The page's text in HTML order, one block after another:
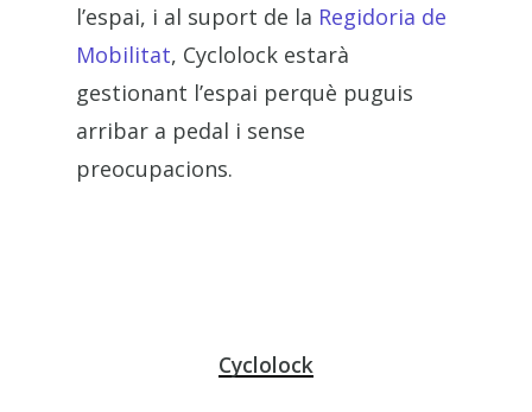
l’espai, i al suport de la Regidoria de
Mobilitat, Cyclolock estarà
gestionant l’espai perquè puguis
arribar a pedal i sense
preocupacions.
Cyclolock